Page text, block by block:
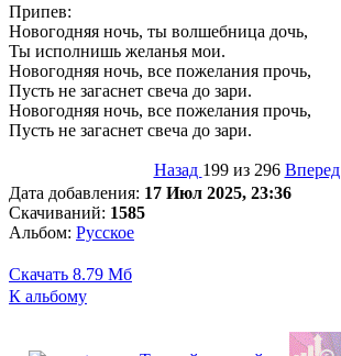
Припев:
Новогодняя ночь, ты волшебница дочь,
Ты исполнишь желанья мои.
Новогодняя ночь, все пожелания прочь,
Пусть не загаснет свеча до зари.
Новогодняя ночь, все пожелания прочь,
Пусть не загаснет свеча до зари.
Назад 199 из 296 Вперед
Дата добавления: 17 Июл 2025, 23:36
Скачиваний: 1585
Альбом: Русское
Скачать 8.79 Мб
К альбому